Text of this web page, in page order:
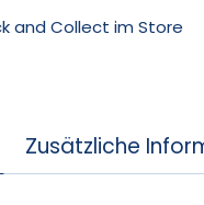
and Collect im Store
Zusätzliche